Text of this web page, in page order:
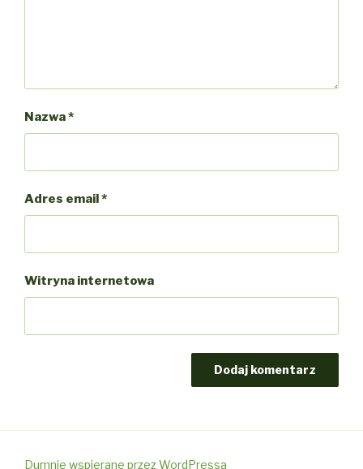
Nazwa*
Adres email *
Witryna internetowa
Dumnie wspierane przez WordPressa